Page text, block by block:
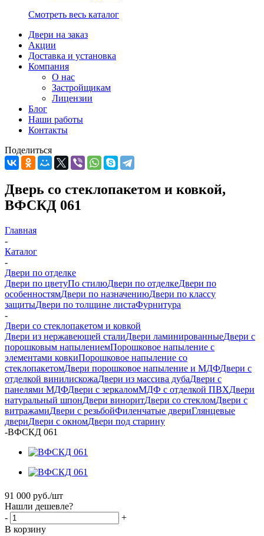
Смотреть весь каталог
Двери на заказ
Акции
Доставка и установка
Компания
О нас
Застройщикам
Лицензии
Блог
Наши работы
Контакты
Поделиться
Дверь со стеклопакетом и ковкой,
ВФСКД 061
Главная
-
Каталог
-
Двери по отделке
Двери по цветуПо стилюДвери по отделкеДвери по
особенностямДвери по назначениюДвери по классу
защитыДвери по толщине листаФурнитура
-
Двери со стеклопакетом и ковкой
Двери из нержавеющей сталиДвери ламинированныеДвери с
порошковым напылениемПорошковое напыление с
элементами ковкиПорошковое напыление со
стеклопакетомДвери порошковое напыление и МДФДвери с
отделкой винилискожаДвери из массива дубаДвери с
панелями МДФДвери с зеркаломМДФ с отделкой ПВХДвери
натуральный шпонДвери виноритДвери со стекломДвери с
витражамиДвери с резьбойФиленчатые двериГлянцевые
двериДвери с окномДвери под старину
-ВФСКД 061
91 000 руб./шт
Нашли дешевле?
-
+
В корзину